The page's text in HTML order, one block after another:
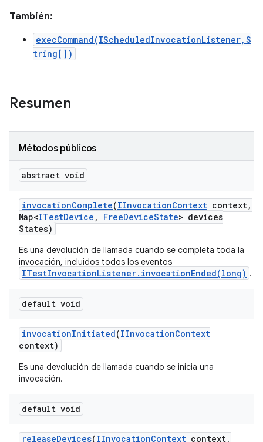
También:
execCommand(IScheduledInvocationListener,S
tring[])
Resumen
Métodos públicos
abstract void
invocationComplete(IInvocationContext context,
Map<ITestDevice , FreeDeviceState> devices
States)
Es una devolución de llamada cuando se completa toda la
invocación, incluidos todos los eventos
ITestInvocationListener.invocationEnded(long) .
default void
invocationInitiated(IInvocationContext
context)
Es una devolución de llamada cuando se inicia una
invocación.
default void
releaseDevices(IInvocationContext context,